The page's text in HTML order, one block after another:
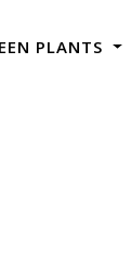
PLANTS